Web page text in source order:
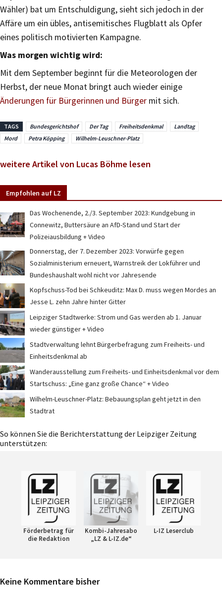
Wähler) bat um Entschuldigung, sieht sich jedoch in der
Affäre um ein übles, antisemitisches Flugblatt als Opfer
eines politisch motivierten Kampagne.
Was morgen wichtig wird:
Mit dem September beginnt für die Meteorologen der
Herbst, der neue Monat bringt auch wieder einige
Änderungen für Bürgerinnen und Bürger mit sich.
TAGS Bundesgerichtshof Der Tag Freiheitsdenkmal
Landtag
Mord
Petra Köpping Wilhelm-Leuschner-Platz
weitere Artikel von Lucas Böhme lesen
Empfohlen auf LZ
Das Wochenende, 2./3. September 2023: Kundgebung in
Connewitz, Buttersäure an AfD-Stand und Start der
Polizeiausbildung + Video
Donnerstag, der 7. Dezember 2023: Vorwürfe gegen
Sozialministerium erneuert, Warnstreik der Lokführer und
Bundeshaushalt wohl nicht vor Jahresende
Kopfschuss-Tod bei Schkeuditz: Max D. muss wegen Mordes an
Jesse L. zehn Jahre hinter Gitter
Leipziger Stadtwerke: Strom und Gas werden ab 1. Januar
wieder günstiger + Video
Stadtverwaltung lehnt Bürgerbefragung zum Freiheits- und
Einheitsdenkmal ab
Wanderausstellung zum Freiheits- und Einheitsdenkmal vor dem
Startschuss: „Eine ganz große Chance“ + Video
Wilhelm-Leuschner-Platz: Bebauungsplan geht jetzt in den
Stadtrat
So können Sie die Berichterstattung der Leipziger Zeitung
unterstützen:
Förderbetrag für
die Redaktion
Kombi-Jahresabo
„LZ & L-IZ.de“
L-IZ Leserclub
Keine Kommentare bisher